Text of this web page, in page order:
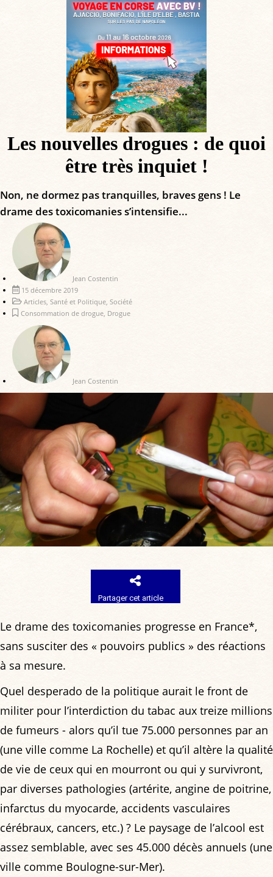
Les nouvelles drogues : de quoi
être très inquiet !
Non, ne dormez pas tranquilles, braves gens ! Le
drame des toxicomanies s’intensifie...
Jean Costentin
15 décembre 2019
Articles, Santé et Politique, Société
Consommation de drogue, Drogue
Jean Costentin
Partager cet article
Le drame des toxicomanies progresse en France*,
sans susciter des « pouvoirs publics » des réactions
à sa mesure.
Quel desperado de la politique aurait le front de
militer pour l’interdiction du tabac aux treize millions
de fumeurs - alors qu’il tue 75.000 personnes par an
(une ville comme La Rochelle) et qu’il altère la qualité
de vie de ceux qui en mourront ou qui y survivront,
par diverses pathologies (artérite, angine de poitrine,
infarctus du myocarde, accidents vasculaires
cérébraux, cancers, etc.) ? Le paysage de l’alcool est
assez semblable, avec ses 45.000 décès annuels (une
ville comme Boulogne-sur-Mer).